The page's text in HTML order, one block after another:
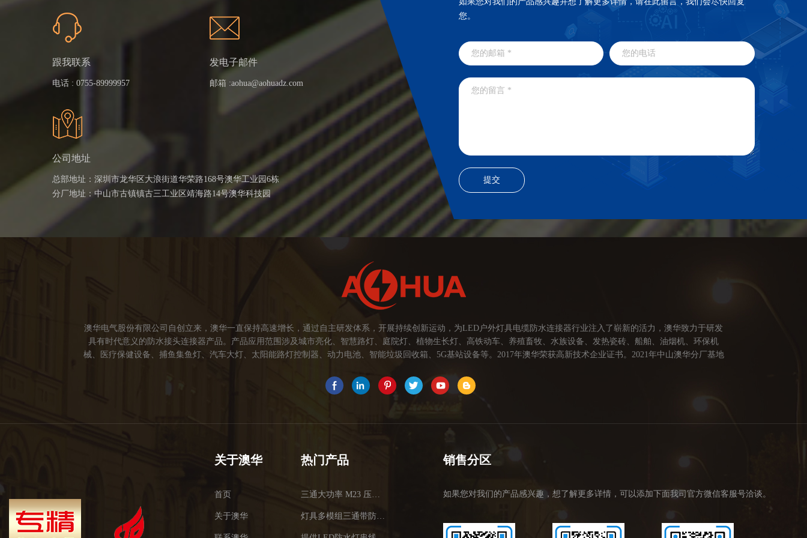
您。
跟我联系
电话 : 0755-89999957
发电子邮件
邮箱 :aohua@aohuadz.com
公司地址
总部地址：深圳市龙华区大浪街道华荣路168号澳华工业园6栋
分厂地址：中山市古镇镇古三工业区靖海路14号澳华科技园
澳华电气股份有限公司自创立来，澳华一直保持高速增长，通过自主研发体系，开展持续创新运动，为LED户外灯具电缆防水连接器行业注入了崭新的活力，澳华致力于研发
具有时代意义的防水接头连接器产品。产品应用范围涉及城市亮化、智慧路灯、庭院灯、植物生长灯、高铁动车、养殖畜牧、水族设备、发热瓷砖、船舶、油烟机、环保机
械、医疗保健设备、捕鱼集鱼灯、汽车大灯、太阳能路灯控制器、动力电池、智能垃圾回收箱、5G基站设备等。2017年澳华荣获高新技术企业证书。2021年中山澳华分厂基地
于世界，让线缆更可靠的连接。 我们的使命： 关注市场发展，紧握客户的需求，提供有价值的线缆连接器解决方案，为客户创造价值。 我们的价值观： 1、不断专研高端技
术，提高行业技术水平...
关于澳华
首页
关于澳华
热门产品
三通大功率 M23 压接2.5平方
灯具多模组三通带防水插头
销售分区
如果您对我们的产品感兴趣，想了解更多详情，可以添加下面我司官方微信客服号洽谈。